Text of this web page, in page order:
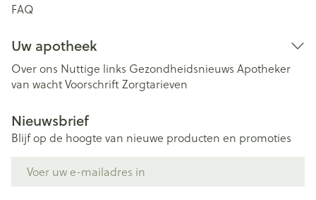
FAQ
Uw apotheek
Over ons Nuttige links Gezondheidsnieuws Apotheker
van wachtVoorschriftZorgtarieven
Nieuwsbrief
Blijf op de hoogte van nieuwe producten en promoties